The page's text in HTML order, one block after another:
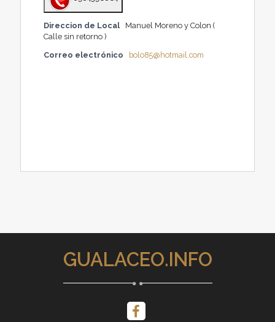
Direccion de Local
Manuel Moreno y Colon (
Calle sin retorno )
Correo electrónico
bolo85@hotmail.com
GUALACEO.INFO